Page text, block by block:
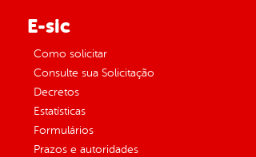
E-sic
Como solicitar
Consulte sua Solicitação
Decretos
Estatísticas
Formulários
Prazos e autoridades